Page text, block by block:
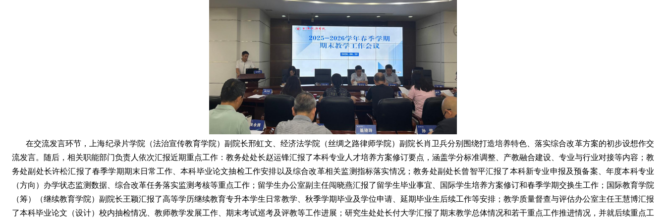
在交流发言环节，上海纪录片学院（法治宣传教育学院）副院长邢虹文、经济法学院（丝绸之路律师学院）副院长肖卫兵分别围绕打造培养特色、落实综合改革方案的初步设想作交
流发言。随后，相关职能部门负责人依次汇报近期重点工作：教务处处长赵运锋汇报了本科专业人才培养方案修订要点，涵盖学分标准调整、产教融合建设、专业与行业对接等内容；教
务处副处长许松汇报了春季学期期末日常工作、本科毕业论文抽检工作安排以及综合改革相关监测指标落实情况；教务处副处长曾智平汇报了本科新专业申报及预备案、年度本科专业
（方向）办学状态监测数据、综合改革任务落实监测考核等重点工作；留学生办公室副主任闯晓燕汇报了留学生毕业事宜、国际学生培养方案修订和春季学期交换生工作；国际教育学院
（筹）（继续教育学院） 副院长王颖汇报了高等学历继续教育专升本学生日常教学、秋季学期毕业及学位申请、延期毕业生后续工作等安排；教学质量督查与评估办公室主任王慧博汇报
了本科毕业论文（设计）校内抽检情况、教师教学发展工作、期末考试巡考及评教等工作进展；研究生处处长付大学汇报了期末教学总体情况和若干重点工作推进情况，并就后续重点工